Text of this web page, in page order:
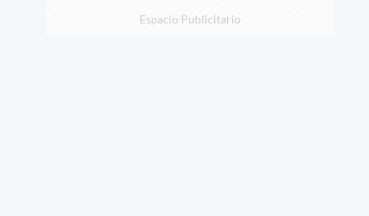
Espacio Publicitario